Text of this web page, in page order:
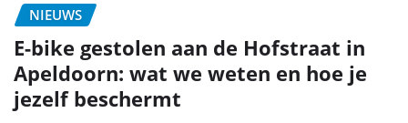
NIEUWS
E-bike gestolen aan de Hofstraat in
Apeldoorn: wat we weten en hoe je
jezelf beschermt